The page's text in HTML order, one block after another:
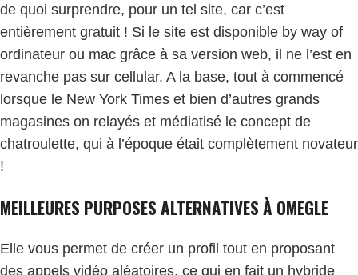
de quoi surprendre, pour un tel site, car c’est
entièrement gratuit ! Si le site est disponible by way of
ordinateur ou mac grâce à sa version web, il ne l’est en
revanche pas sur cellular. A la base, tout à commencé
lorsque le New York Times et bien d’autres grands
magasines on relayés et médiatisé le concept de
chatroulette, qui à l’époque était complètement novateur
!
MEILLEURES PURPOSES ALTERNATIVES À OMEGLE
Elle vous permet de créer un profil tout en proposant
des appels vidéo aléatoires, ce qui en fait un hybride